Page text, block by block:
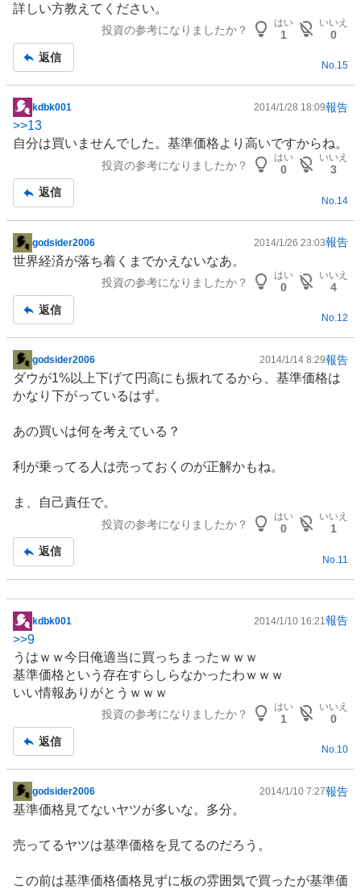
詳しい方教えてください。
投資の参考になりましたか？
はい
1
いいえ
0
返信
No.15
掲
示
板
kdbk001 2014/1/28 18:09報告
>>13
自分は買いませんでした。基準価格より高いですからね。
投資の参考になりましたか？
はい
0
いいえ
3
返信
No. 14
掲
示
事
godsider2006 2014/1/26 23:03報告
世界経済が落ち着くまでかえないなあ。
投資の参考になりましたか？
はい
0
いいえ
4
返信
No.12
掲
示
板
事
godsider2006 2014/1/14 8:29報告
ダウが1%以上下げて円高にも振れてるから、基準価格は
かなり下がっているはず。
あの買いは何を考えている？
利が乗ってる人は売っておくのが正解かもね。
ま、自己責任で。
投資の参考になりましたか？
はい
0
いいえ
1
返信
No. 11
掲
示
板
記
事
kdbk001 2014/1/10 16:21 報告
>>9
うはｗｗ今日俺適当に買っちまったｗｗｗ
基準価格という存在すらしらなかったわｗｗｗ
いい情報ありがとうｗｗｗ
投資の参考になりましたか？
はい
1
いいえ
0
返信
No.10
掲
示
記
godsider2006 2014/1/10 7:27報告
基準価格見てないヤツが多いな。多分。
売ってるヤツは基準価格を見てるのだろう。
この前は基準価格価格見ずに板の雰囲気で買ったが基準価